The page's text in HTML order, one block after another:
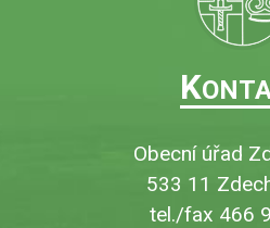
K
Obecní úřad
533 11
tel./fax 466